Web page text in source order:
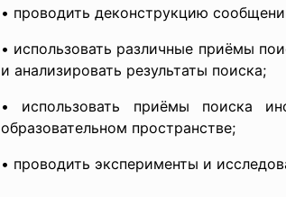
• проводить деконструкцию
• использовать различные приёмы
и анализировать результаты поиска;
• использовать приёмы поиска
образовательном пространстве;
• проводить эксперименты и